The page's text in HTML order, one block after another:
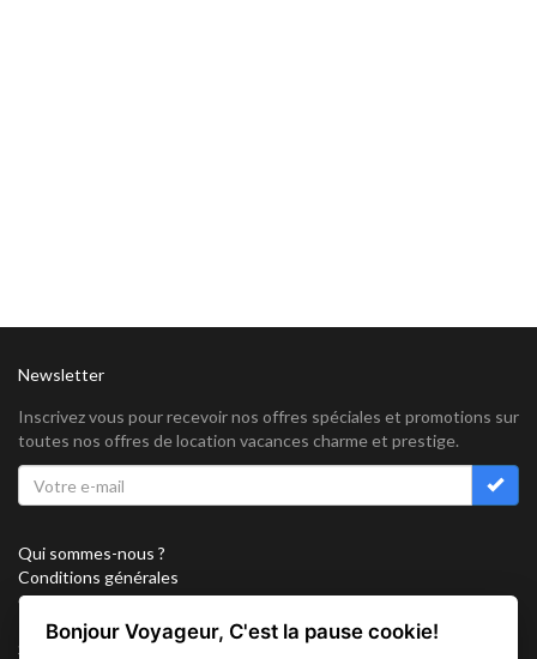
Newsletter
Inscrivez vous pour recevoir nos offres spéciales et promotions sur
toutes nos offres de location vacances charme et prestige.
Qui sommes-nous ?
Conditions générales
Confidentialité
Partenariat
Sitemap
Bonjour Voyageur, C'est la pause cookie!